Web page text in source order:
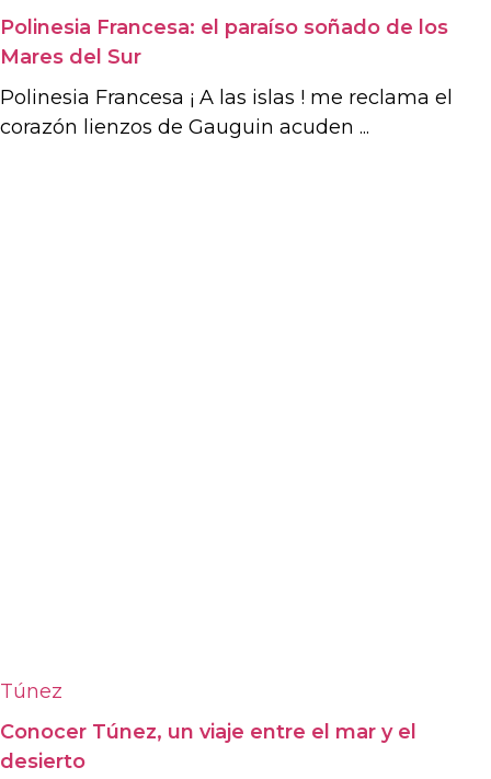
Polinesia Francesa: el paraíso soñado de los
Mares del Sur
Polinesia Francesa ¡ A las islas ! me reclama el
corazón lienzos de Gauguin acuden ...
Túnez
Conocer Túnez, un viaje entre el mar y el
desierto